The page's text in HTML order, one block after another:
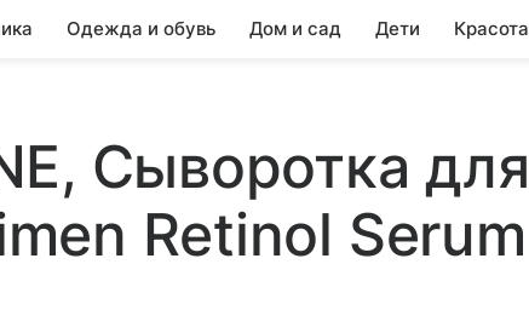
Одежда и обувь Дом и сад Дети Красота
Сыворотка для
Retinol Serum